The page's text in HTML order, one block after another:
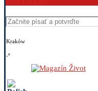
Kraków
-º